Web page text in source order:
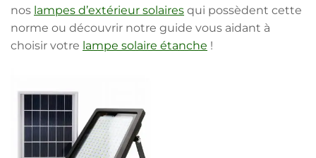
nos lampes d’extérieur solaires qui possèdent cette
norme ou découvrir notre guide vous aidant à
choisir votre lampe solaire étanche !